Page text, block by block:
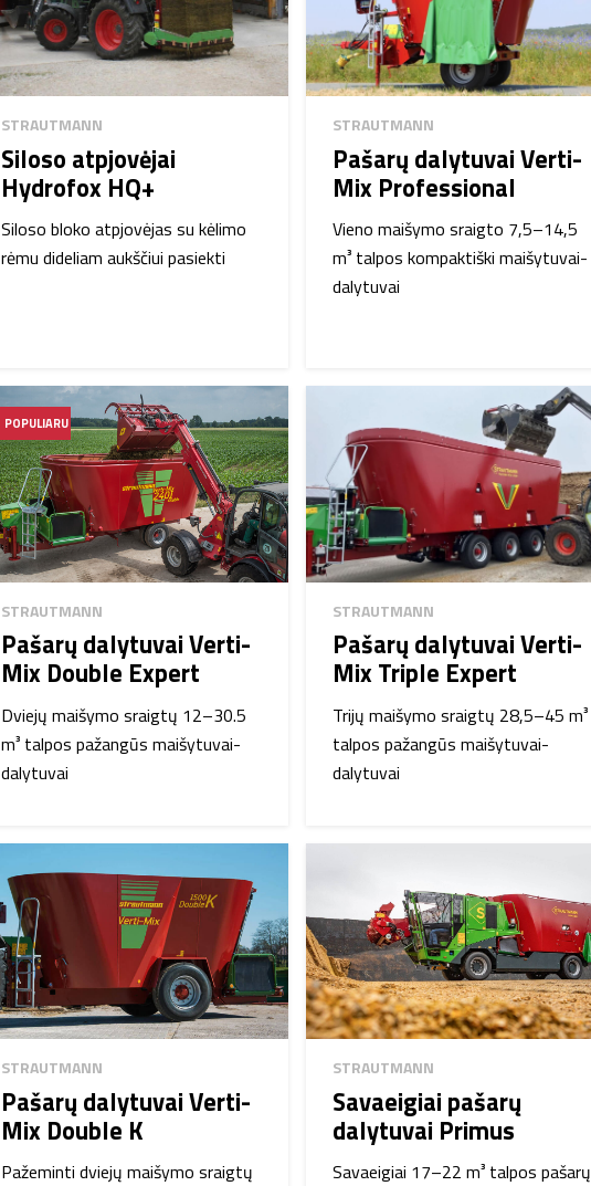
STRAUTMANN
Siloso atpjovėjai
Hydrofox HQ+
Siloso bloko atpjovėjas su kėlimo
rėmu dideliam aukščiui pasiekti
STRAUTMANN
Pašarų dalytuvai Verti-
Mix Professional
Vieno maišymo sraigto 7,5–14,5
m³ talpos kompaktiški maišytuvai-
dalytuvai
POPULIARU
STRAUTMANN
Pašarų dalytuvai Verti-
Mix Double Expert
Dviejų maišymo sraigtų 12–30.5
m³ talpos pažangūs maišytuvai-
dalytuvai
STRAUTMANN
Pašarų dalytuvai Verti-
Mix Triple Expert
Trijų maišymo sraigtų 28,5–45 m³
talpos pažangūs maišytuvai-
dalytuvai
STRAUTMANN
Pašarų dalytuvai Verti-
Mix Double K
Pažeminti dviejų maišymo sraigtų
STRAUTMANN
Savaeigiai pašarų
dalytuvai Primus
Savaeigiai 17–22 m³ talpos pašarų